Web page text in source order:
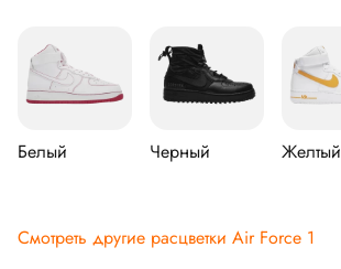
Белый Черный Желтый
Смотреть другие расцветки Air Force 1